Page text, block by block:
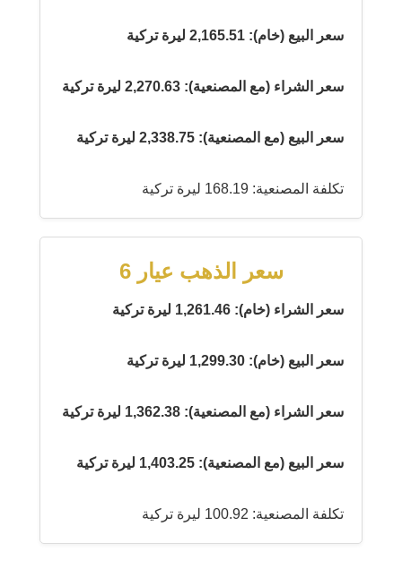
سعر البيع (خام): 2,165.51 ليرة تركية
سعر الشراء (مع المصنعية): 2,270.63 ليرة تركية
سعر البيع (مع المصنعية): 2,338.75 ليرة تركية
تكلفة المصنعية: 168.19 ليرة تركية
سعر الذهب عيار 6
سعر الشراء (خام): 1,261.46 ليرة تركية
سعر البيع (خام): 1,299.30 ليرة تركية
سعر الشراء (مع المصنعية): 1,362.38 ليرة تركية
سعر البيع (مع المصنعية): 1,403.25 ليرة تركية
تكلفة المصنعية: 100.92 ليرة تركية